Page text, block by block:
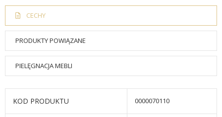
CECHY
PRODUKTY POWIĄZANE
PIELĘGNACJA MEBLI
KOD PRODUKTU 0000070110